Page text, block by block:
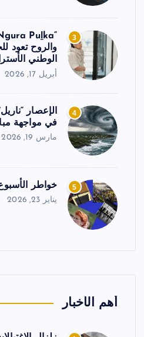
3
والروح تعود
الوطني
أبريل 17, 2026
4
الإعصار
في مواجهة
مارس 19, 2026
5 خواطر الأسبوع 23 يناير
يناير 23, 2026
أهم الأخبار